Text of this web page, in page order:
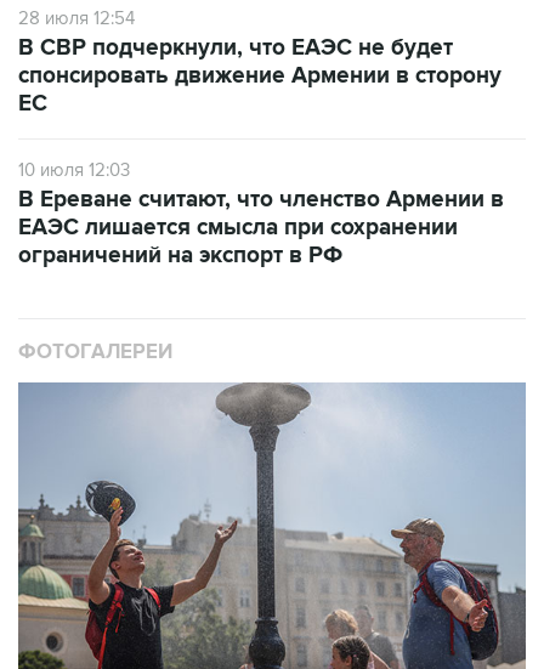
28 июля 12:54
В СВР подчеркнули, что ЕАЭС не будет
спонсировать движение Армении в сторону
ЕС
10 июля 12:03
В Ереване считают, что членство Армении в
ЕАЭС лишается смысла при сохранении
ограничений на экспорт в РФ
ФОТОГАЛЕРЕИ